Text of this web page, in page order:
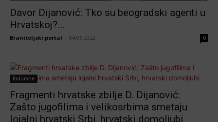
Davor Dijanović: Tko su beogradski agenti u
Hrvatskoj?…
Braniteljski portal 04.06.2022 0
Kolumne
Fragmenti hrvatske zbilje D. Dijanović:
Zašto jugofilima i velikosrbima smetaju
lojalni hrvatski Srbi, hrvatski domoljubi